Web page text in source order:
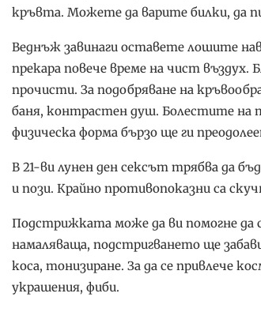
кръвта. Можете да варите билки, да
Веднъж завинаги оставете лошите
прекара повече време на чист въздух.
прочисти. За подобряване на
баня, контрастен душ. Болестите на
физическа форма бързо ще ги
В 21-ви лунен ден сексът трябва да
и пози. Крайно противопоказни са
Подстрижката може да ви помогне да
намаляваща, подстригването ще
коса, тонизиране. За да се привлече
украшения, фиби.